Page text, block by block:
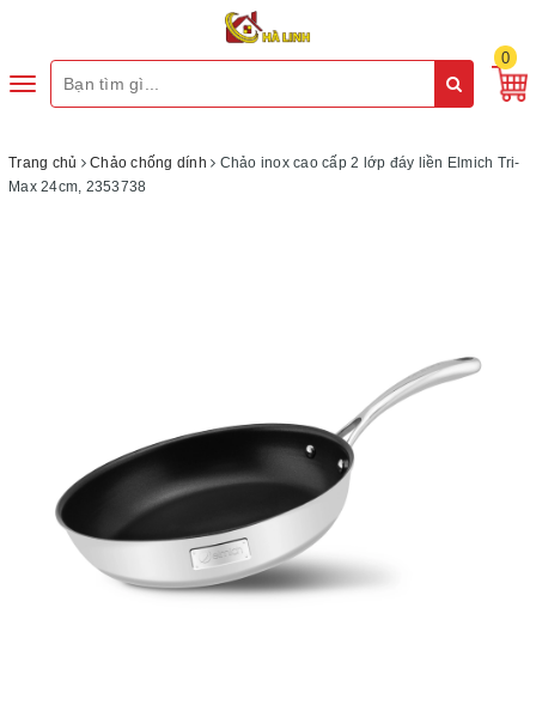
Toggle
0
Trang chủ Chảo chống dính
Chảo inox cao cấp 2 lớp đáy liền Elmich Tri-
Max 24cm, 2353738